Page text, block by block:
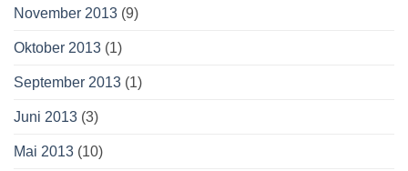
November 2013 (9)
Oktober 2013 (1)
September 2013 (1)
Juni 2013 (3)
Mai 2013 (10)